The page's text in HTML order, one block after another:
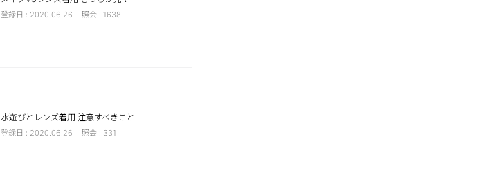
2020.06.26 1638
水遊びとレンズ着用 注意すべきこと
2020.06.26 331